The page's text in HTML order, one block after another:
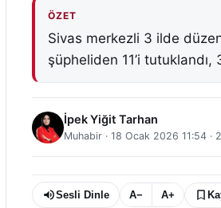
ÖZET
Sivas merkezli 3 ilde
şüpheliden 11’i
İpek Yiğit Tarhan
Muhabir · 18 Ocak 2026 11:54 · 2
Sesli Dinle A− A+